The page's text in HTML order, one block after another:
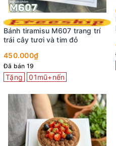
Bánh tiramisu M607 trang trí
trái cây tươi và tim đỏ
450.000₫
Đã bán 19
Tặng 01mũ+nến